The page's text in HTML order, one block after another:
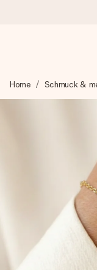
Wir bereiten dein
blitzschnell –
überreichen
4,8
Unsere
4,8 bei Google
die wir versenden).
+49 39292
Home Schmuck &